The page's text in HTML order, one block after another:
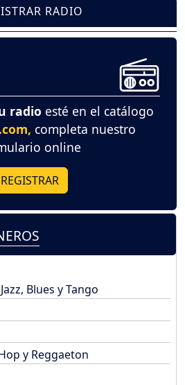
RADIO
radio esté en el catálogo
completa nuestro
online
REGISTRAR
Blues y Tango
y Reggaeton